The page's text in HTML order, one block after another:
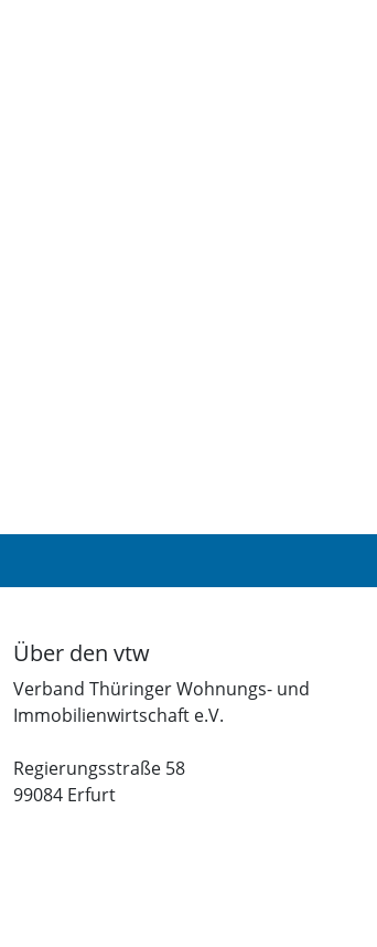
Über den vtw
Verband Thüringer Wohnungs- und
Immobilienwirtschaft e.V.
Regierungsstraße 58
99084 Erfurt